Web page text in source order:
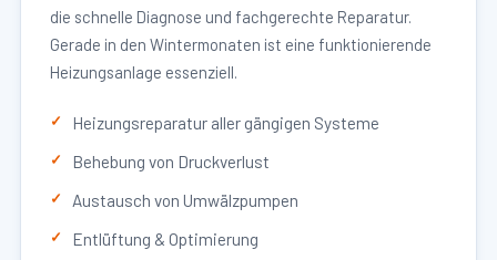
die schnelle Diagnose und fachgerechte Reparatur.
Gerade in den Wintermonaten ist eine funktionierende
Heizungsanlage essenziell.
Heizungsreparatur aller gängigen Systeme
Behebung von Druckverlust
Austausch von Umwälzpumpen
Entlüftung & Optimierung